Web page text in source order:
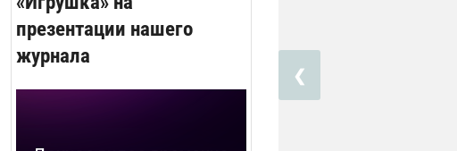
презентации нашего
журнала
❮